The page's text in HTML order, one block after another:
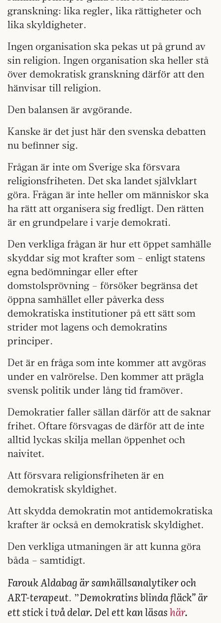
granskning: lika regler, lika rättigheter och
lika skyldigheter.
Ingen organisation ska pekas ut på grund av
sin religion. Ingen organisation ska heller stå
över demokratisk granskning därför att den
hänvisar till religion.
Den balansen är avgörande.
Kanske är det just här den svenska debatten
nu befinner sig.
Frågan är inte om Sverige ska försvara
religionsfriheten. Det ska landet självklart
göra. Frågan är inte heller om människor ska
ha rätt att organisera sig fredligt. Den rätten
är en grundpelare i varje demokrati.
Den verkliga frågan är hur ett öppet samhälle
skyddar sig mot krafter som – enligt statens
egna bedömningar eller efter
domstolsprövning – försöker begränsa det
öppna samhället eller påverka dess
demokratiska institutioner på ett sätt som
strider mot lagens och demokratins
principer.
Det är en fråga som inte kommer att avgöras
under en valrörelse. Den kommer att prägla
svensk politik under lång tid framöver.
Demokratier faller sällan därför att de saknar
frihet. Oftare försvagas de därför att de inte
alltid lyckas skilja mellan öppenhet och
naivitet.
Att försvara religionsfriheten är en
demokratisk skyldighet.
Att skydda demokratin mot antidemokratiska
krafter är också en demokratisk skyldighet.
Den verkliga utmaningen är att kunna göra
båda – samtidigt.
Farouk Aldabag är samhällsanalytiker och
ART-terapeut. ”Demokratins blinda fläck” är
ett stick i två delar. Del ett kan läsashär.